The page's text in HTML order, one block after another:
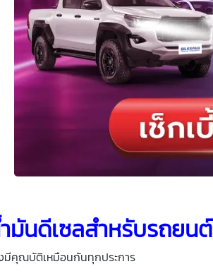
มันดีเซลสำหรับรถยนต์
มีคุณบัติเหมือนกันทุกประการ